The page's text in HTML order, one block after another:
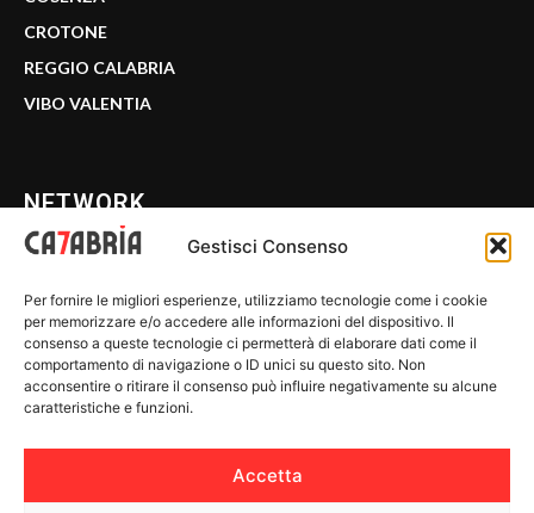
Gestisci Consenso
Per fornire le migliori esperienze, utilizziamo tecnologie come i cookie
per memorizzare e/o accedere alle informazioni del dispositivo. Il
consenso a queste tecnologie ci permetterà di elaborare dati come il
comportamento di navigazione o ID unici su questo sito. Non
acconsentire o ritirare il consenso può influire negativamente su alcune
caratteristiche e funzioni.
Accetta
CROTONE
REGGIO CALABRIA
VIBO VALENTIA
NETWORK
WE CALABRIA
C7 PLAY
MIX ZONE